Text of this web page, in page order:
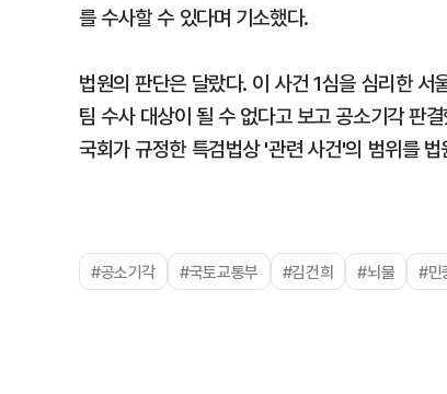
를 수사할 수 있다며 기소했다.
법원의 판단은 달랐다. 이 사건 1심을 심리한
팀 수사 대상이 될 수 없다고 보고 공소기각 판
국회가 규정한 특검법상 '관련 사건'의 범위를
#공소기각 #국토교통부 #김건희 #뇌물 #민